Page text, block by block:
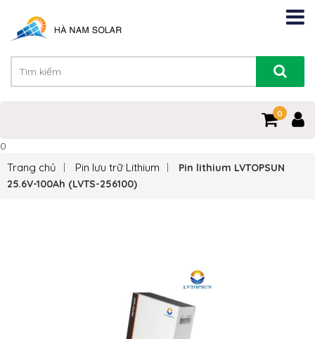
0
0
Trang chủ Pin lưu trữ Lithium
Pin lithium LVTOPSUN
25.6V-100Ah (LVTS-256100)